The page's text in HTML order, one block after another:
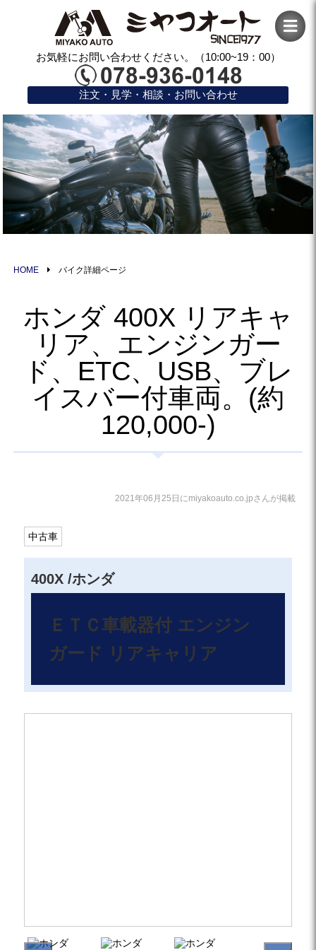
お気軽にお問い合わせください。（10:00~19：00）
注文・見学・相談・お問い合わせ
HOME バイク詳細ページ
ホンダ 400X リアキャ
リア、エンジンガー
ド、ETC、USB、ブレ
イスバー付車両。(約
120,000-)
2021年06月25日にmiyakoauto.co.jpさんが掲載
中古車
400X /ホンダ
ＥＴＣ車載器付 エンジン
ガード リアキャリア